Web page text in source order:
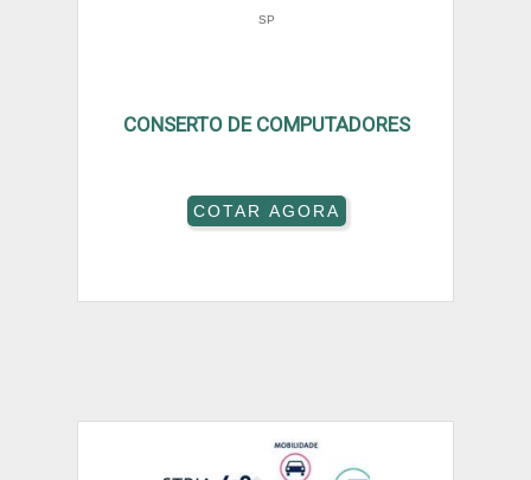
SP
CONSERTO DE COMPUTADORES
COTAR AGORA